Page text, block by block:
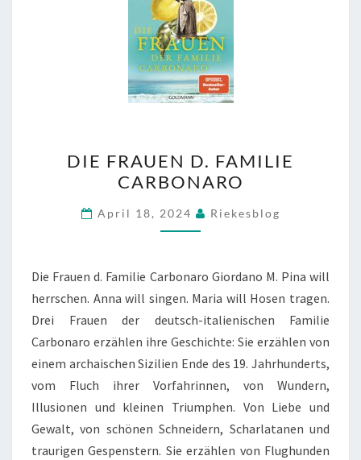
FRAUEN
D.
FAMILIE
CARBONARO
DIE FRAUEN D. FAMILIE
CARBONARO
April 18, 2024 Riekesblog
Die Frauen d. Familie Carbonaro Giordano M. Pina will
herrschen. Anna will singen. Maria will Hosen tragen.
Drei Frauen der deutsch-italienischen Familie
Carbonaro erzählen ihre Geschichte: Sie erzählen von
einem archaischen Sizilien Ende des 19. Jahrhunderts,
vom Fluch ihrer Vorfahrinnen, von Wundern,
Illusionen und kleinen Triumphen. Von Liebe und
Gewalt, von schönen Schneidern, Scharlatanen und
traurigen Gespenstern. Sie erzählen von Flughunden